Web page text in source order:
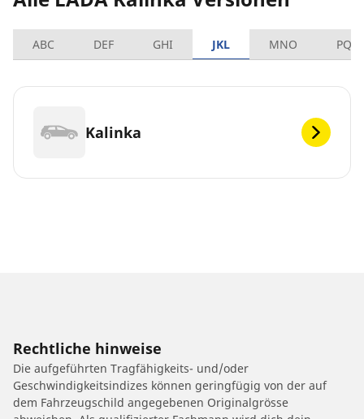
ABC DEF GHI JKL MNO
Kalinka
Rechtliche hinweise
Die aufgeführten Tragfähigkeits- und/oder
Geschwindigkeitsindizes können geringfügig von der auf
dem Fahrzeugschild angegebenen Originalgrösse